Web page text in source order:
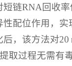
链RNA回收
性配位作用，
后，该方法对
取过程无需有